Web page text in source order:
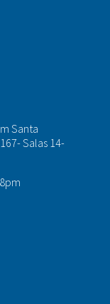
Santa
Salas 14-